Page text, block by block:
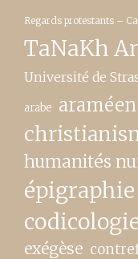
Regards protestants –
TaNaKh
Université de
arabe araméen
humanités
exégèse